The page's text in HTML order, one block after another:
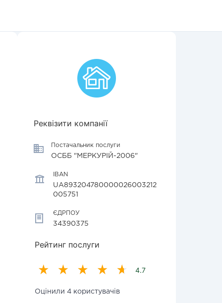
Реквізити компанії
Постачальник послуги
ОСББ "МЕРКУРІЙ-2006"
IBAN
UA893204780000026003212
005751
ЄДРПОУ
34390375
Рейтинг послуги
4.7
Оцінили 4 користувачів